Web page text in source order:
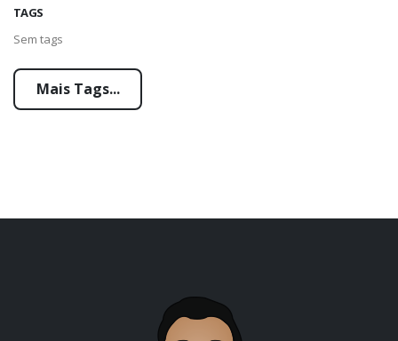
TAGS
Sem tags
Mais Tags...